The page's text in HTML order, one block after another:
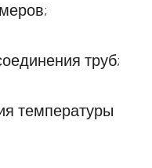
труб;
температуры